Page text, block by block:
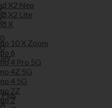
X2 Neo
X2 Lite
X
10 X Zoom
6
4 Pro 5G
4Z 5G
4 5G
2Z
2